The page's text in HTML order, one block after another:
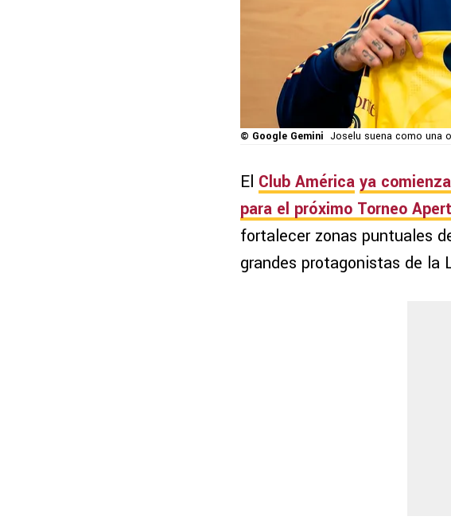
© Google Gemini Joselu suena como una
El Club América ya
para el próximo Torneo
fortalecer zonas puntuales
grandes protagonistas de la